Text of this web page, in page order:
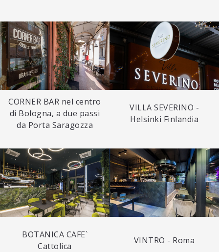
CORNER BAR nel centro
di Bologna, a due passi
da Porta Saragozza
VILLA SEVERINO -
Helsinki Finlandia
BOTANICA CAFE`
Cattolica
VINTRO - Roma